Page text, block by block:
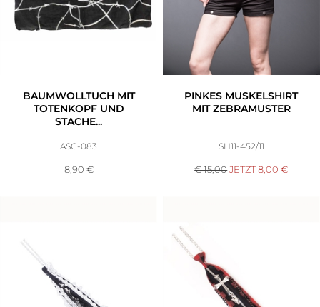
BAUMWOLLTUCH MIT
TOTENKOPF UND
STACHE...
ASC-083
8,90 €
PINKES MUSKELSHIRT
MIT ZEBRAMUSTER
SH11-452/11
€ 15,00JETZT8,00 €